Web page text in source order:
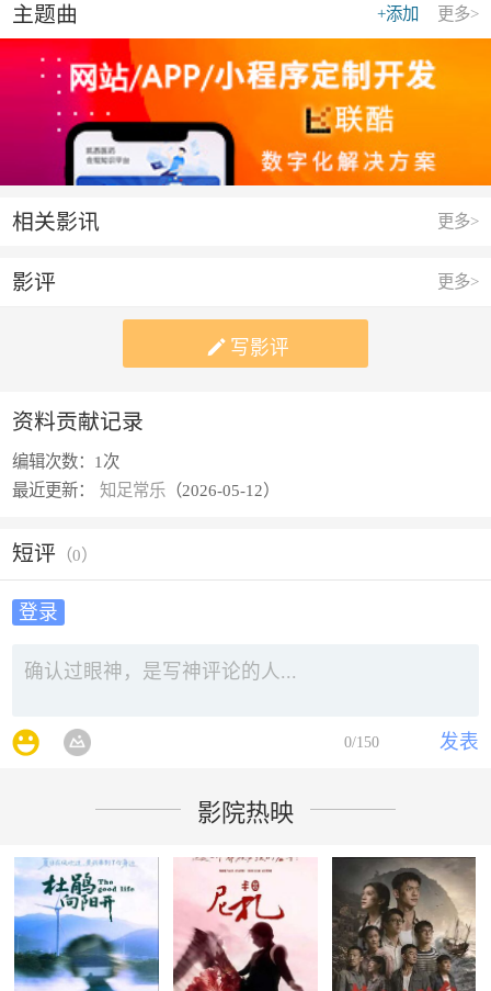
更多>
+添加
主题曲
更多>
相关影讯
更多>
影评
 写影评
资料贡献记录
编辑次数： 1次
最近更新：
知足常乐 （2026-05-12）
短评 （0）
登录
发表
0/150
影院热映